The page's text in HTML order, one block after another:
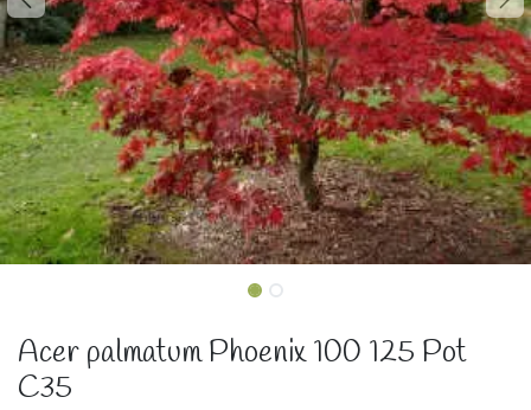
Acer palmatum Phoenix 100 125 Pot
C35